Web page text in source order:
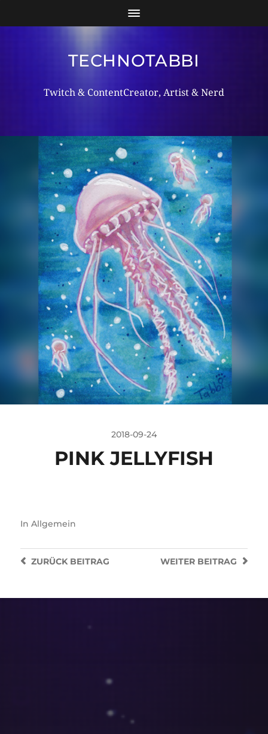
TECHNOTABBI
Twitch & ContentCreator, Artist & Nerd
2018-09-24
PINK JELLYFISH
In Allgemein
WEITER BEITRAG
ZURÜCKBEITRAG